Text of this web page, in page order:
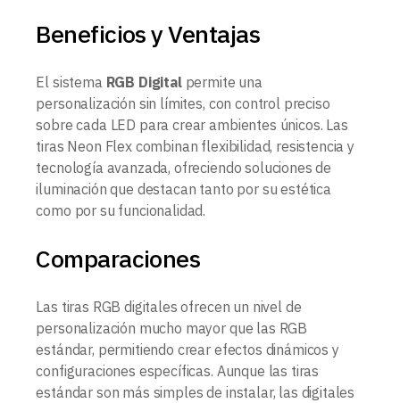
Beneficios y Ventajas
El sistema RGB Digitalpermite una
personalización sin límites, con control preciso
sobre cada LED para crear ambientes únicos. Las
tiras Neon Flex combinan flexibilidad, resistencia y
tecnología avanzada, ofreciendo soluciones de
iluminación que destacan tanto por su estética
como por su funcionalidad.
Comparaciones
Las tiras RGB digitales ofrecen un nivel de
personalización mucho mayor que las RGB
estándar, permitiendo crear efectos dinámicos y
configuraciones específicas. Aunque las tiras
estándar son más simples de instalar, las digitales